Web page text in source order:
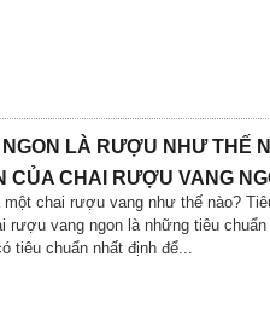
LÀ RƯỢU NHƯ THẾ
CỦA CHAI RƯỢU VANG
chai rượu vang như thế nào?
rượu vang ngon là những tiêu
tiêu chuẩn nhất định để...